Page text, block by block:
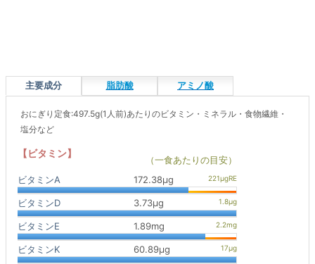
主要成分 脂肪酸 アミノ酸
おにぎり定食:497.5g(1人前)あたりのビタミン・ミネラル・食物繊維・
塩分など
【ビタミン】
（一食あたりの目安）
ビタミンA
172.38μg
ビタミンD 3.73μg
ビタミンE 1.89mg
ビタミンK 60.89μg